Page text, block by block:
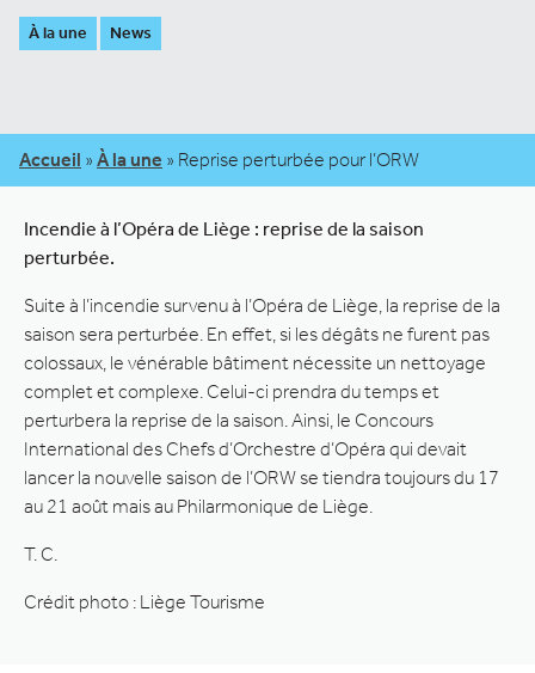
À la une News
Accueil » À la une » Reprise perturbée pour l’ORW
Incendie à l’Opéra de Liège : reprise de la saison
perturbée.
Suite à l’incendie survenu à l’Opéra de Liège, la reprise de la
saison sera perturbée. En effet, si les dégâts ne furent pas
colossaux, le vénérable bâtiment nécessite un nettoyage
complet et complexe. Celui-ci prendra du temps et
perturbera la reprise de la saison. Ainsi, le Concours
International des Chefs d’Orchestre d’Opéra qui devait
lancer la nouvelle saison de l’ORW se tiendra toujours du 17
au 21 août mais au Philarmonique de Liège.
T. C.
Crédit photo : Liège Tourisme